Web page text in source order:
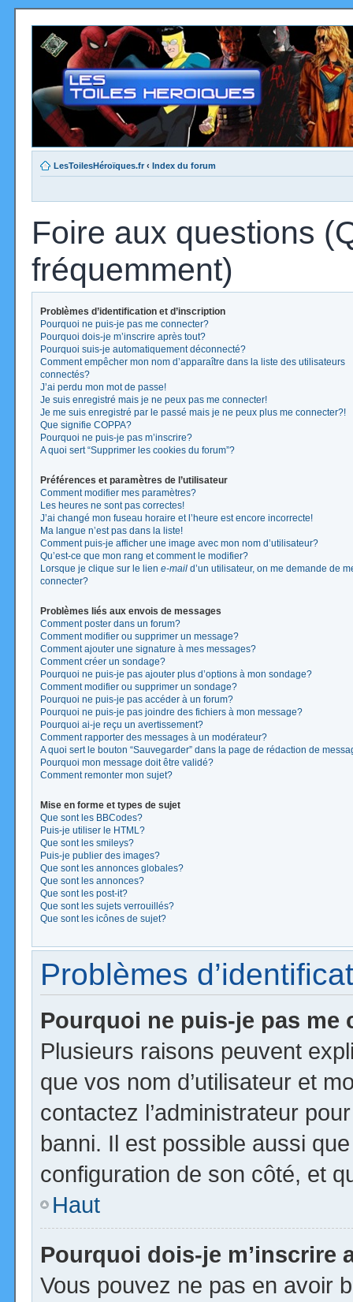
LesToilesHéroïques.fr ‹ Index du forum
Foire aux questions
fréquemment)
Problèmes d’identification et d’inscription
Pourquoi ne puis-je pas me connecter?
Pourquoi dois-je m’inscrire après tout?
Pourquoi suis-je automatiquement déconnecté?
Comment empêcher mon nom d’apparaître dans la liste des utilisateurs
connectés?
J’ai perdu mon mot de passe!
Je suis enregistré mais je ne peux pas me connecter!
Je me suis enregistré par le passé mais je ne peux plus me connecter?!
Que signifie COPPA?
Pourquoi ne puis-je pas m’inscrire?
A quoi sert “Supprimer les cookies du forum”?
Préférences et paramètres de l’utilisateur
Comment modifier mes paramètres?
Les heures ne sont pas correctes!
J’ai changé mon fuseau horaire et l’heure est encore incorrecte!
Ma langue n’est pas dans la liste!
Comment puis-je afficher une image avec mon nom d’utilisateur?
Qu’est-ce que mon rang et comment le modifier?
Lorsque je clique sur le lien e-mail d’un utilisateur, on me demande de
connecter?
Problèmes liés aux envois de messages
Comment poster dans un forum?
Comment modifier ou supprimer un message?
Comment ajouter une signature à mes messages?
Comment créer un sondage?
Pourquoi ne puis-je pas ajouter plus d’options à mon sondage?
Comment modifier ou supprimer un sondage?
Pourquoi ne puis-je pas accéder à un forum?
Pourquoi ne puis-je pas joindre des fichiers à mon message?
Pourquoi ai-je reçu un avertissement?
Comment rapporter des messages à un modérateur?
A quoi sert le bouton “Sauvegarder” dans la page de rédaction de
Pourquoi mon message doit être validé?
Comment remonter mon sujet?
Mise en forme et types de sujet
Que sont les BBCodes?
Puis-je utiliser le HTML?
Que sont les smileys?
Puis-je publier des images?
Que sont les annonces globales?
Que sont les annonces?
Que sont les post-it?
Que sont les sujets verrouillés?
Que sont les icônes de sujet?
Problèmes
Pourquoi ne puis-je pas me
Plusieurs raisons peuvent
que vos nom d’utilisateur et
contactez l’administrateur
banni. Il est possible aussi
configuration de son côté, et
Haut
Pourquoi dois-je m’inscrire
Vous pouvez ne pas en avoir